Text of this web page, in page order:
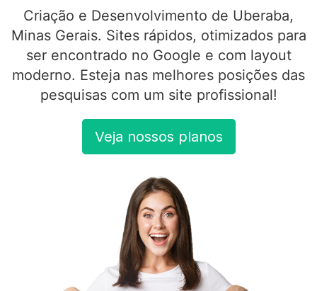
Criação e Desenvolvimento de Uberaba,
Minas Gerais. Sites rápidos, otimizados para
ser encontrado no Google e com layout
moderno. Esteja nas melhores posições das
pesquisas com um site profissional!
Veja nossos planos